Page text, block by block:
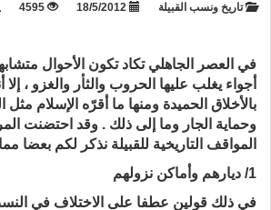
تاريخ ونسب القبيلة 4595
في العصر الجاهلي تكاد تكون الأحوال متشابهة
أجواء يغلب عليها الحروب والثأر والغزو ، إلا
بالأخلاق الحميدة ومنها ما أقرّه الإسلام مثل
وحماية الجار وما إلى ذلك . وقد احتضنت
المواقف التاريخية للقبيلة نذكر لكم بعضا
في ذلك قولين عطفا على الاختلاف في